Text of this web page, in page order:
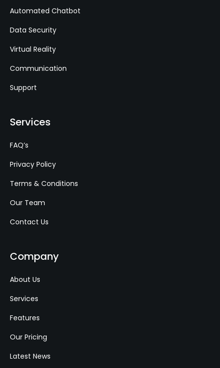
Automated Chatbot
Data Security
Virtual Reality
Communication
Support
Services
FAQ’s
Privacy Policy
Terms & Conditions
Our Team
Contact Us
Company
About Us
Services
Features
Our Pricing
Latest News